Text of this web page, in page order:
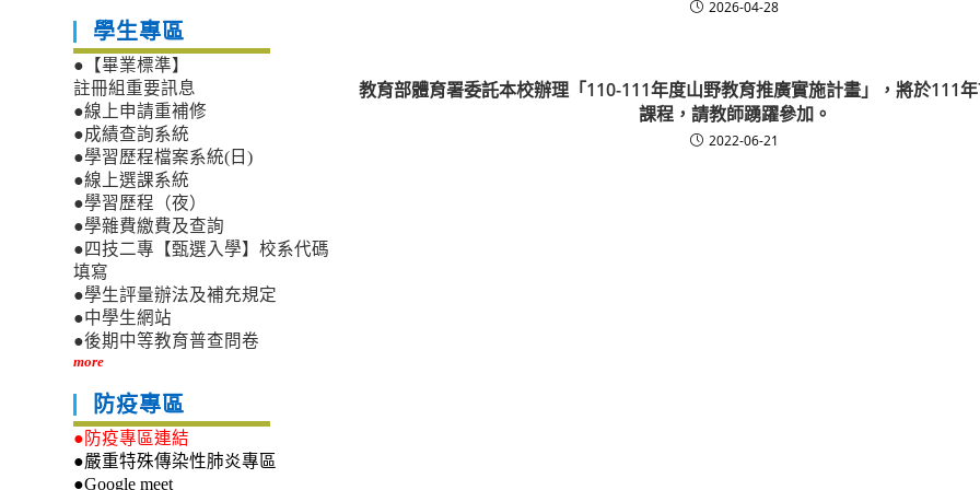
2026-04-28
教育部體育署委託本校辦理「110-111年度山野教育推廣實施計畫」，將於111
課程，請教師踴躍參加。
2022-06-21
學生專區
●【畢業標準】
註冊組重要訊息
●線上申請重補修
●成績查詢系統
●學習歷程檔案系統(日)
●線上選課系統
●學習歷程（夜）
●學雜費繳費及查詢
●四技二專【甄選入學】校系代碼
填寫
●學生評量辦法及補充規定
●中學生網站
●後期中等教育普查問卷
more
防疫專區
●防疫專區連結
●嚴重特殊傳染性肺炎專區
●Google meet